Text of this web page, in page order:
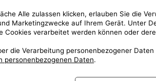
softwarových aplikací
manuálů
oblasti produktů
systémy a stávajícím softwarem
vývoji na základě zkušeností a znalostí prostředí
Alle zulassen klicken, erlauben Sie die
Marketingzwecke auf Ihrem Gerät. Unter
Cookies verarbeitet werden können oder
die Verarbeitung personenbezogener
personenbezogenen Daten.